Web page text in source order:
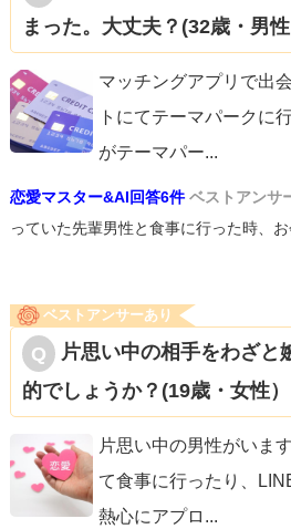
まった。大丈夫？(32歳・男性
マッチングアプリで出
トにてテーマパークに
がテーマパー...
恋愛マスター&AI回答6件 ベストアンサ
っていた先輩男性と食事に行った時、
ベストアンサーあり
片思い中の相手をわざと
的でしょうか？(19歳・女性）
片思い中の男性がいま
て食事に行ったり、
熱心にアプロ ...